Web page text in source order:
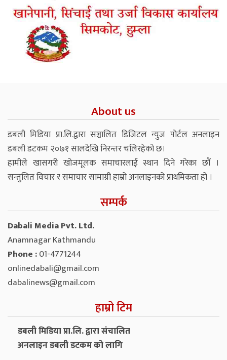
About us
डबली मिडिया प्रा.लि.द्वारा सञ्चालित डिजिटल न्युज पोर्टल अनलाइन
डबली डटकम २०७१ सालदेखि निरन्तर चलिरहेको छ।
हामीले खासगरी खोजमूलक समाचारलाई स्थान दिने गरेका छौं ।
सन्तुलित विचार र समाचार सामाग्री हाम्रो अनलाइनको प्राथमिकता हो ।
सम्पर्क
Dabali Media Pvt. Ltd.
Anamnagar Kathmandu
Phone :01-4771244
onlinedabali@gmail.com
dabalinews@gmail.com
हाम्रो टिम
डबली मिडिया प्रा.लि. द्वारा संचालित
अनलाइन डबली डटकम को लागि